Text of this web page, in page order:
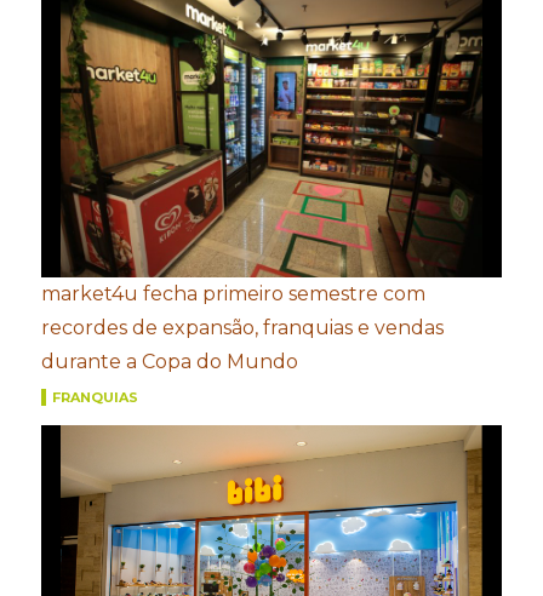
market4u fecha primeiro semestre com
recordes de expansão, franquias e vendas
durante a Copa do Mundo
FRANQUIAS